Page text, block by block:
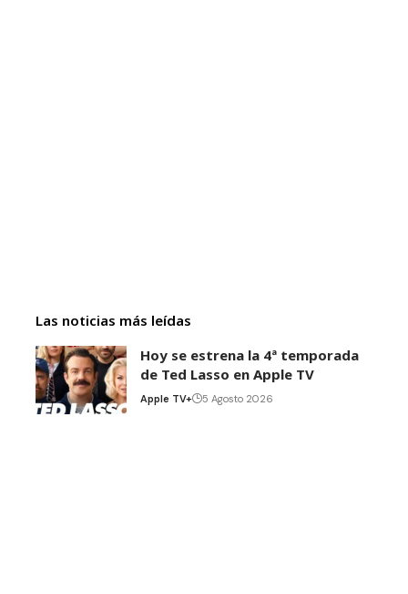
Las noticias más leídas
Hoy se estrena la 4ª temporada
de Ted Lasso en Apple TV
Apple TV+ 5 Agosto 2026